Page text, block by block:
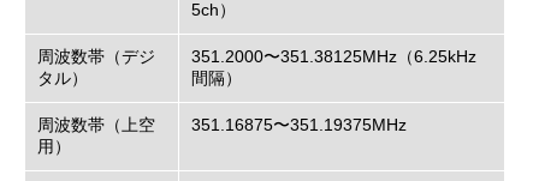
5ch）
周波数帯（デジ
タル）
351.2000〜351.38125MHz（6.25kHz
間隔）
周波数帯（上空
用）
351.16875〜351.19375MHz